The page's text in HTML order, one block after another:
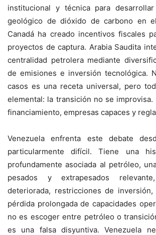
institucional y técnica para desarrollar
geológico de dióxido de carbono en
Canadá ha creado incentivos fiscales
proyectos de captura. Arabia Saudita
centralidad petrolera mediante
de emisiones e inversión tecnológica.
casos es una receta universal, pero
elemental: la transición no se improvisa.
financiamiento, empresas capaces y
Venezuela enfrenta este debate
particularmente difícil. Tiene una
profundamente asociada al petróleo,
pesados y extrapesados
deteriorada, restricciones de
pérdida prolongada de capacidades
no es escoger entre petróleo o
es una falsa disyuntiva. Venezuela